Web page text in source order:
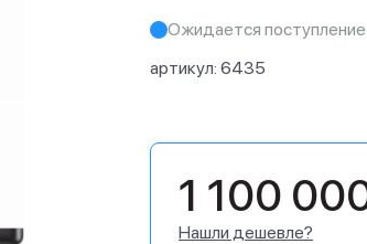
Ожидается поступление
артикул: 6435
1 100
Нашли дешевле?